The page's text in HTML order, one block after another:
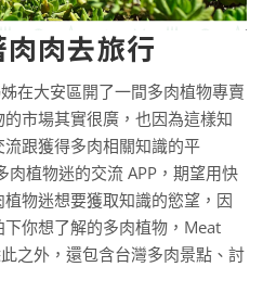
肉去旅行
在大安區開了一間多肉植物專賣
市場其實很廣，也因為這樣知
跟獲得多肉相關知識的平
植物迷的交流 APP，期望用快
物迷想要獲取知識的慾望，因
你想了解的多肉植物，Meat
之外，還包含台灣多肉景點、討